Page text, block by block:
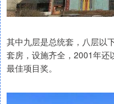
其中九层是总统套，八层以
套房，设施齐全，2001年还
最佳项目奖。